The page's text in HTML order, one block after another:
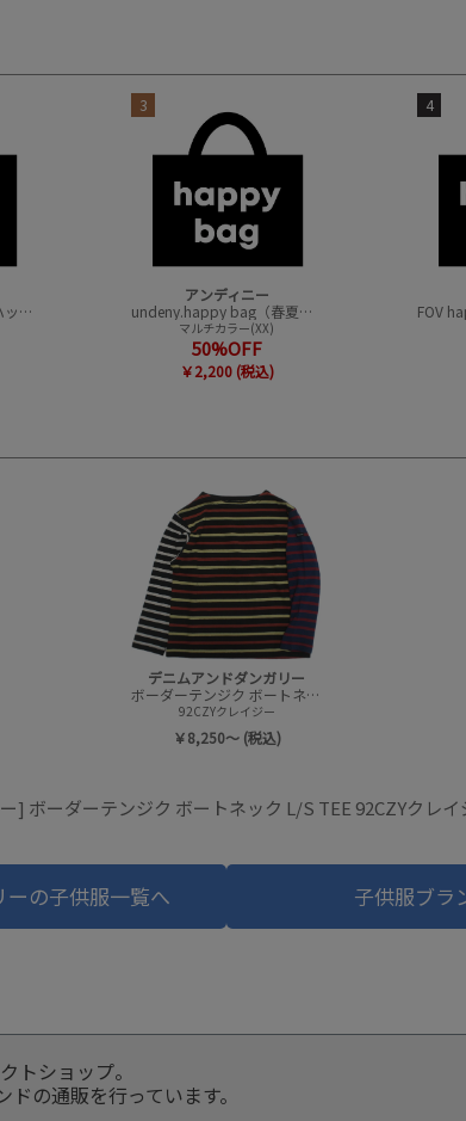
CONVEX happy bag（ハッピーバック）
3
アンディニー
undeny.happy bag（春夏アイテムハッピーバック）
マルチカラー(XX)
50%OFF
￥2,200 (税込)
4
デニムアンドダンガリー
ボーダーテンジク ボートネック L/S TEE
92CZYクレイジー
￥8,250～ (税込)
] ボーダーテンジク ボートネック L/S TEE 92CZYクレ
の子供服一覧へ 子供服ブラ
トショップ。
の通販を行っています。